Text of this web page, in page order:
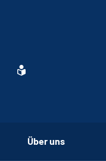
Über uns